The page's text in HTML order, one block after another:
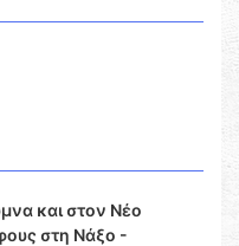
και στον Νέο
στη Νάξο -